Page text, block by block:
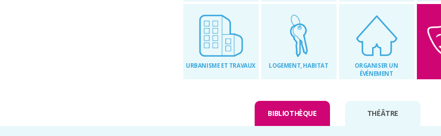
URBANISME ET TRAVAUX LOGEMENT, HABITAT
ORGANISER UN
ÉVÉNEMENT
BIBLIOTHÈQUE THÉÂTRE